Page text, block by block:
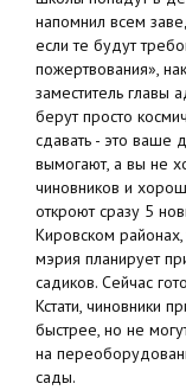
напомнил всем
если те будут
пожертвования»,
заместитель главы
берут просто
сдавать - это ваше
вымогают, а вы не
чиновников и
откроют сразу 5
Кировском
мэрия планирует
садиков. Сейчас
Кстати, чиновники
быстрее, но не
на
сады.